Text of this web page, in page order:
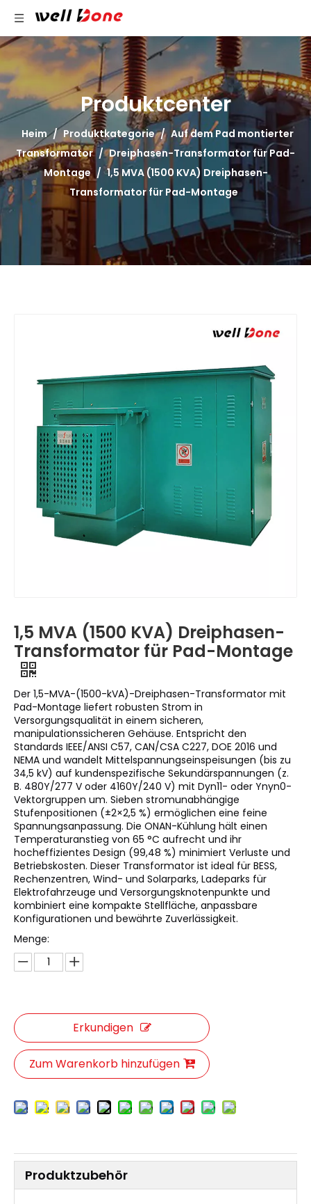
Produktcenter
Heim / Produktkategorie / Auf dem Pad montierter
Transformator / Dreiphasen-Transformator für Pad-
Montage / 1,5 MVA (1500 KVA) Dreiphasen-
Transformator für Pad-Montage
1,5 MVA (1500 KVA) Dreiphasen-
Transformator für Pad-Montage
Der 1,5-MVA-(1500-kVA)-Dreiphasen-Transformator mit
Pad-Montage liefert robusten Strom in
Versorgungsqualität in einem sicheren,
manipulationssicheren Gehäuse. Entspricht den
Standards IEEE/ANSI C57, CAN/CSA C227, DOE 2016 und
NEMA und wandelt Mittelspannungseinspeisungen (bis zu
34,5 kV) auf kundenspezifische Sekundärspannungen (z.
B. 480Y/277 V oder 4160Y/240 V) mit Dyn11- oder Ynyn0-
Vektorgruppen um. Sieben stromunabhängige
Stufenpositionen (±2×2,5 %) ermöglichen eine feine
Spannungsanpassung. Die ONAN-Kühlung hält einen
Temperaturanstieg von 65 °C aufrecht und ihr
hocheffizientes Design (99,48 %) minimiert Verluste und
Betriebskosten. Dieser Transformator ist ideal für BESS,
Rechenzentren, Wind- und Solarparks, Ladeparks für
Elektrofahrzeuge und Versorgungsknotenpunkte und
kombiniert eine kompakte Stellfläche, anpassbare
Konfigurationen und bewährte Zuverlässigkeit.
Menge:
Erkundigen
Zum Warenkorb hinzufügen
Produktzubehör